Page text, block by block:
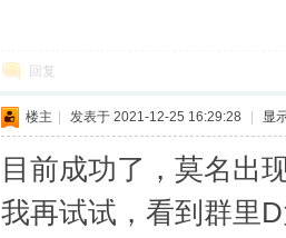
回复
楼主 发表于 2021-12-25 16:29:28 显
目前成功了，莫名出
我再试试，看到群里